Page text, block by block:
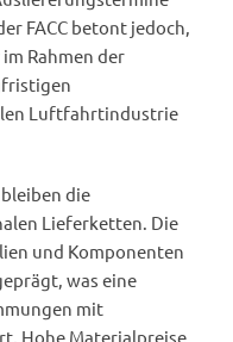
FACC betont jedoch,
Rahmen der
Luftfahrtindustrie
die
Lieferketten. Die
und Komponenten
was eine
mit
Hohe Materialpreise